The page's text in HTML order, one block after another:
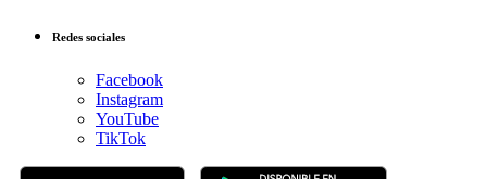
Redes sociales
Facebook
Instagram
YouTube
TikTok